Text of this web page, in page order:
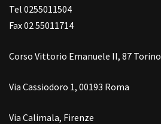
Tel 0255011504
Fax 02 55011714
Corso Vittorio Emanuele II, 87 Torino
Via Cassiodoro 1, 00193 Roma
Via Calimala, Firenze